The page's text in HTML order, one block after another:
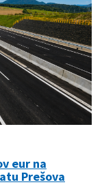
eur na
Prešova